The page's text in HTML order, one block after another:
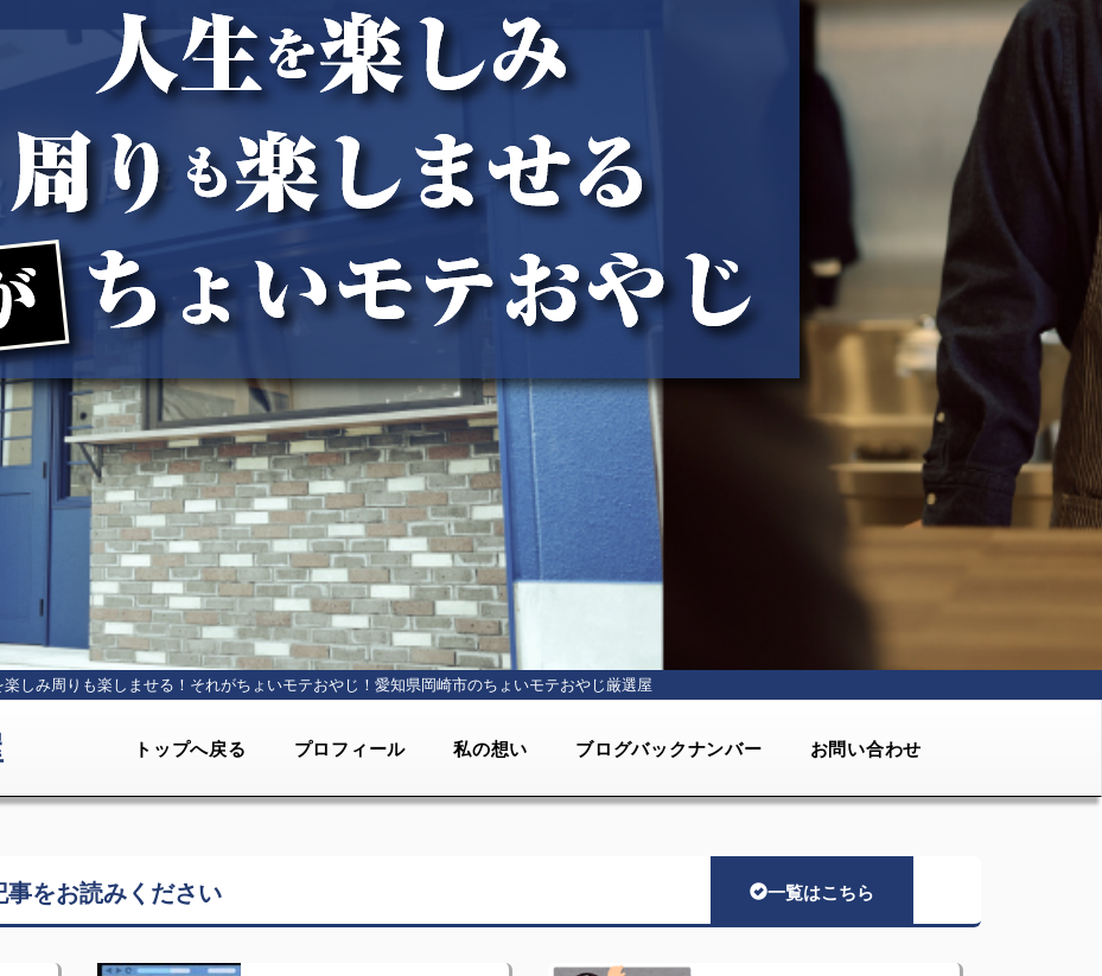
楽しみ周りも楽しませる！それがちょいモテおやじ！ 愛知県岡崎市のちょいモテおやじ厳選屋
トップへ戻る プロフィール 私の想い ブログバックナンバー お問い合わせ
事をお読みください 一覧はこちら